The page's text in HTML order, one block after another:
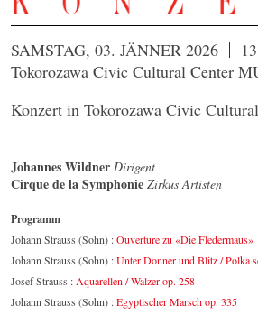
SAMSTAG, 03. JÄNNER 2026
Tokorozawa Civic Cultural Center
Konzert in Tokorozawa Civic
Johannes Wildner Dirigent
Cirque de la Symphonie Zirkus Artisten
Programm
Johann Strauss (Sohn) :Ouverture zu «Die Fledermaus»
Johann Strauss (Sohn) :Unter Donner und Blitz / Polka
Josef Strauss : Aquarellen / Walzer op. 258
Johann Strauss (Sohn) :Egyptischer Marsch op. 335